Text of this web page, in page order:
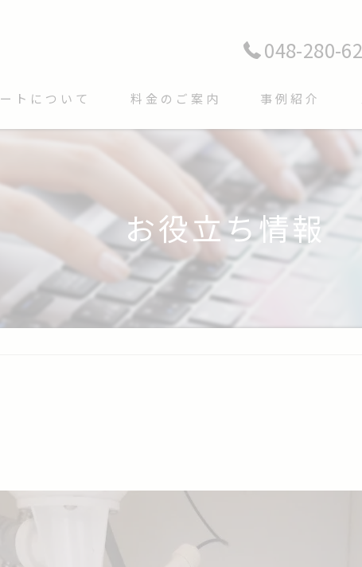
048-280-
トについて 料金のご案内 事例紹介
お役立ち情報